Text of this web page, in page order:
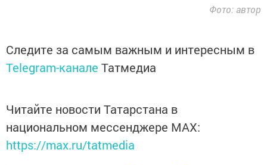
Фото: автор
Следите за самым важным и интересным в
Telegram-канале Татмедиа
Читайте новости Татарстана в
национальном мессенджере MАХ:
https://max.ru/tatmedia